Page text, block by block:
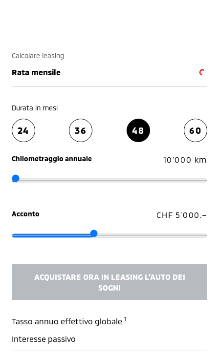
Calcolare leasing
Rata mensile
Durata in mesi
24 36 48 60
Chilometraggio annuale 10'000 km
Acconto CHF 5'000.–
ACQUISTARE ORA IN LEASING L'AUTO DEI
SOGNI
Tasso annuo effettivo globale 1
Interesse passivo